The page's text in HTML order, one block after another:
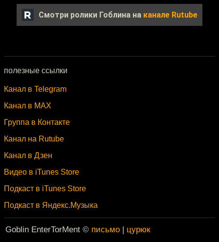
Смотри ролики Гоблина на канале Rutube
полезные ссылки
Канал в Telegram
Канал в MAX
Группа в Контакте
Канал на Rutube
Канал в Дзен
Видео в iTunes Store
Подкаст в iTunes Store
Подкаст в Яндекс.Музыка
Goblin EnterTorMent © письмо | цурюк